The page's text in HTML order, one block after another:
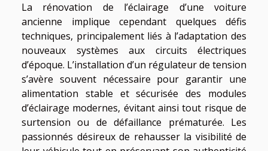
La rénovation de l’éclairage d’une voiture
ancienne implique cependant quelques défis
techniques, principalement liés à l’adaptation des
nouveaux systèmes aux circuits électriques
d’époque. L’installation d’un régulateur de tension
s’avère souvent nécessaire pour garantir une
alimentation stable et sécurisée des modules
d’éclairage modernes, évitant ainsi tout risque de
surtension ou de défaillance prématurée. Les
passionnés désireux de rehausser la visibilité de